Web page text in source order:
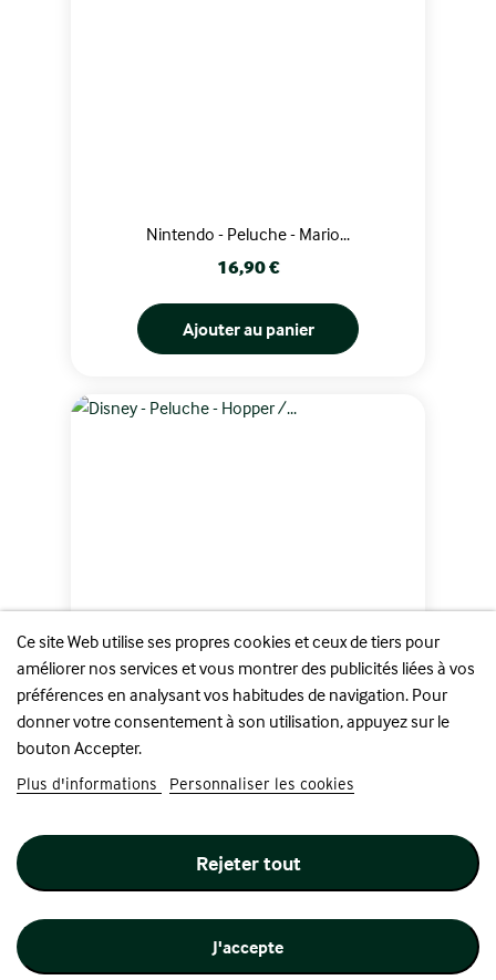
Nintendo - Peluche - Mario...
Prix
16,90 €
Ajouter au panier
Disney - Peluche - Hopper /...
Ajouter au panier
Ce site Web utilise ses propres cookies et ceux de tiers pour
améliorer nos services et vous montrer des publicités liées à vos
préférences en analysant vos habitudes de navigation. Pour
donner votre consentement à son utilisation, appuyez sur le
bouton Accepter.
Plus d'informations Personnaliser les cookies
Rejeter tout
J'accepte